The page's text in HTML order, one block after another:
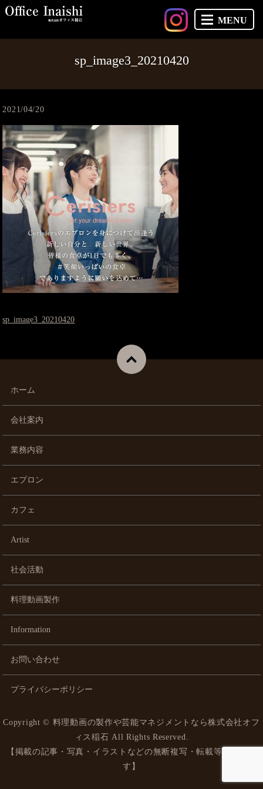
MENU
sp_image3_20210420
2021/04/20
sp_image3_20210420
ホーム
会社案内
業務内容
エプロン
カフェ
Artist
社会活動
料理動画製作
Information
お問い合わせ
プライバシーポリシー
Copyright © 料理動画の製作や芸能マネジメントなら株式会社オフ
ィス稲石 All Rights Reserved.
【掲載の記事・写真・イラストなどの無断複写・転載等を禁じま
す】